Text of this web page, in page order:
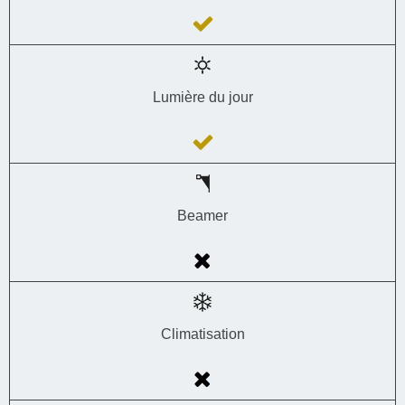
Lumière du jour
Beamer
Climatisation